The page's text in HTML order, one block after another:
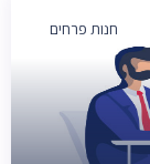
חנות פרחים